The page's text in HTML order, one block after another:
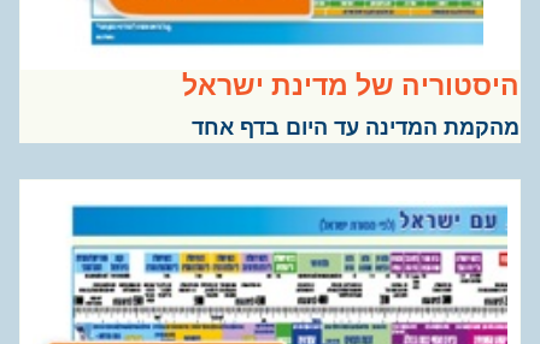
של מדינת ישראל
המדינה עד היום בדף אחד